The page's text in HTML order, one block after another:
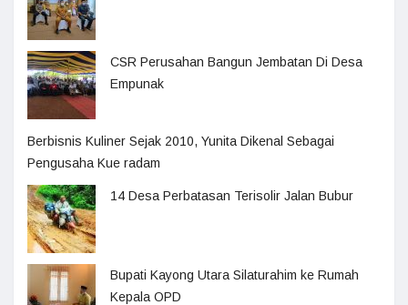
CSR Perusahan Bangun Jembatan Di Desa
Empunak
Berbisnis Kuliner Sejak 2010, Yunita Dikenal Sebagai
Pengusaha Kue radam
14 Desa Perbatasan Terisolir Jalan Bubur
Bupati Kayong Utara Silaturahim ke Rumah
Kepala OPD